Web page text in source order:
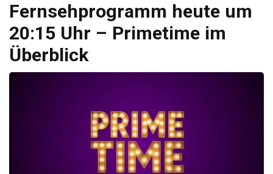
Fernsehprogramm heute um
20:15 Uhr – Primetime im
Überblick